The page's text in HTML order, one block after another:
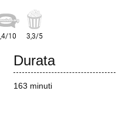
Durata
163 minuti